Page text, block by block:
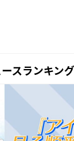
スランキング